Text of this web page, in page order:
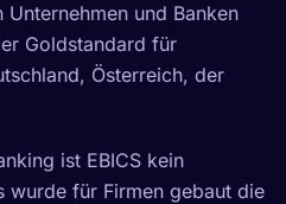
und Banken
Goldstandard für
Österreich, der
ist EBICS kein
wurde für Firmen gebaut die